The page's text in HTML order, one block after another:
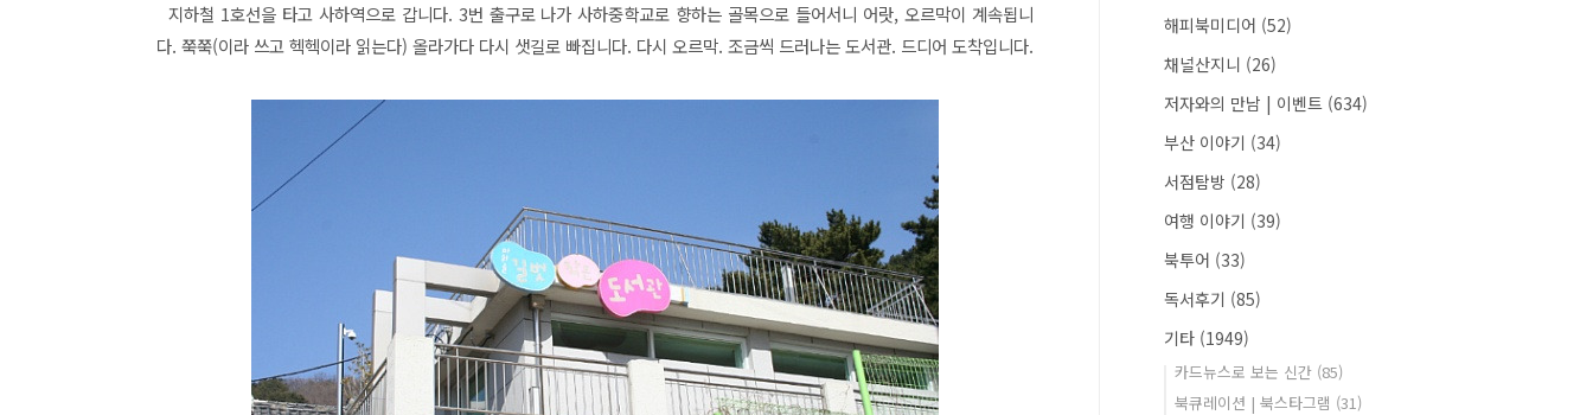
지하철 1호선을 타고 사하역으로 갑니다. 3번 출구로 나가 사하중학교로 향하는 골목으로 들어서니 어랏, 오르막이 계속됩니
다. 쭉쭉(이라 쓰고 헥헥이라 읽는다) 올라가다 다시 샛길로 빠집니다. 다시 오르막. 조금씩 드러나는 도서관. 드디어 도착입니다.
해피북미디어 (52)
채널산지니 (26)
저자와의 만남 | 이벤트 (634)
부산 이야기 (34)
서점탐방 (28)
여행 이야기 (39)
북투어 (33)
독서후기 (85)
기타 (1949)
카드뉴스로 보는 신간 (85)
북큐레이션 | 북스타그램 (31)